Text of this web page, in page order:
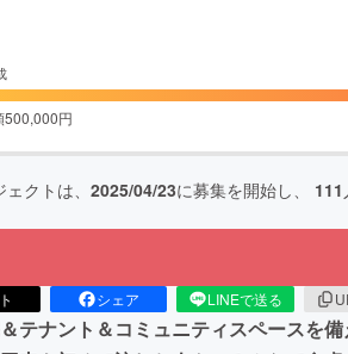
500,000円
クトは、 2025/04/23に募集を開始し、 111
シェア LINEで送る
テナント＆コミュニティスペースを